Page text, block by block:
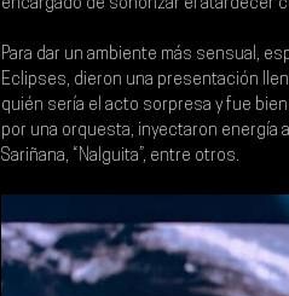
encargado de sonorizar el atardecer
Para dar un ambiente más sensual,
Eclipses, dieron una presentación
quién sería el acto sorpresa y fue
por una orquesta, inyectaron energía
Sariñana, “Nalguita”, entre otros.